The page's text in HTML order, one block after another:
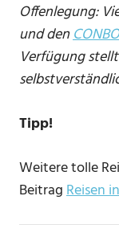
Offenlegung:
und den
Verfügung
Tipp!
Weitere tolle
BeitragReisen